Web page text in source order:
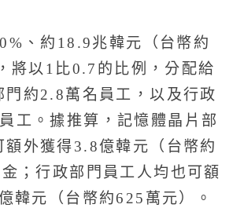
、約18.9兆韓元（台幣約
將以1比0.7的比例，分配給
門約2.8萬名員工，以及行政
工。據推算，記憶體晶片部
額外獲得3.8億韓元（台幣約
；行政部門員工人均也可額
韓元（台幣約625萬元）。